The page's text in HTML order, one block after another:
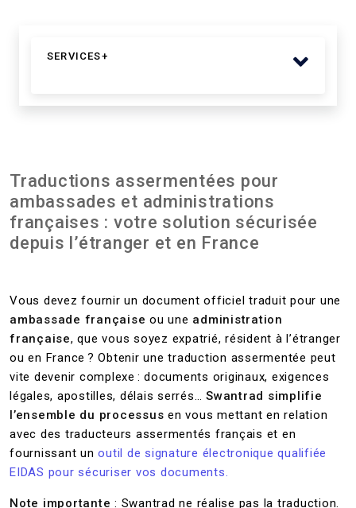
SERVICES+
Traductions assermentées pour
ambassades et administrations
françaises : votre solution sécurisée
depuis l’étranger et en France
Vous devez fournir un document officiel traduit pour une
ambassade française ou une administration
française, que vous soyez expatrié, résident à l’étranger
ou en France ? Obtenir une traduction assermentée peut
vite devenir complexe : documents originaux, exigences
légales, apostilles, délais serrés… Swantrad simplifie
l’ensemble du processus en vous mettant en relation
avec des traducteurs assermentés français et en
fournissant unoutil de signature électronique qualifiée
EIDAS pour sécuriser vos documents.
Note importante : Swantrad ne réalise pas la traduction.